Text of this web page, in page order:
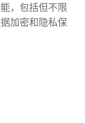
，包括但不限
加密和隐私保